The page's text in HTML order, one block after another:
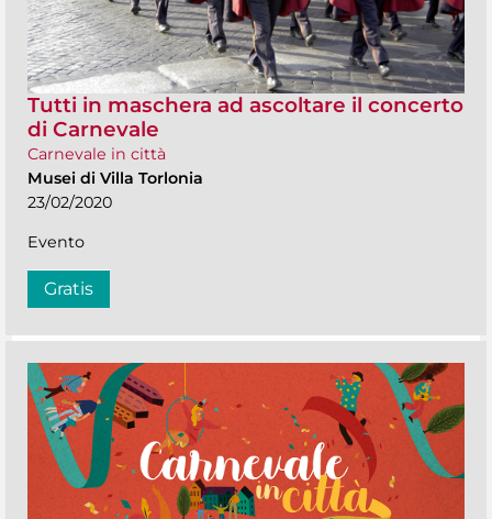
Tutti in maschera ad ascoltare il concerto
di Carnevale
Carnevale in città
Musei di Villa Torlonia
23/02/2020
Evento
Gratis